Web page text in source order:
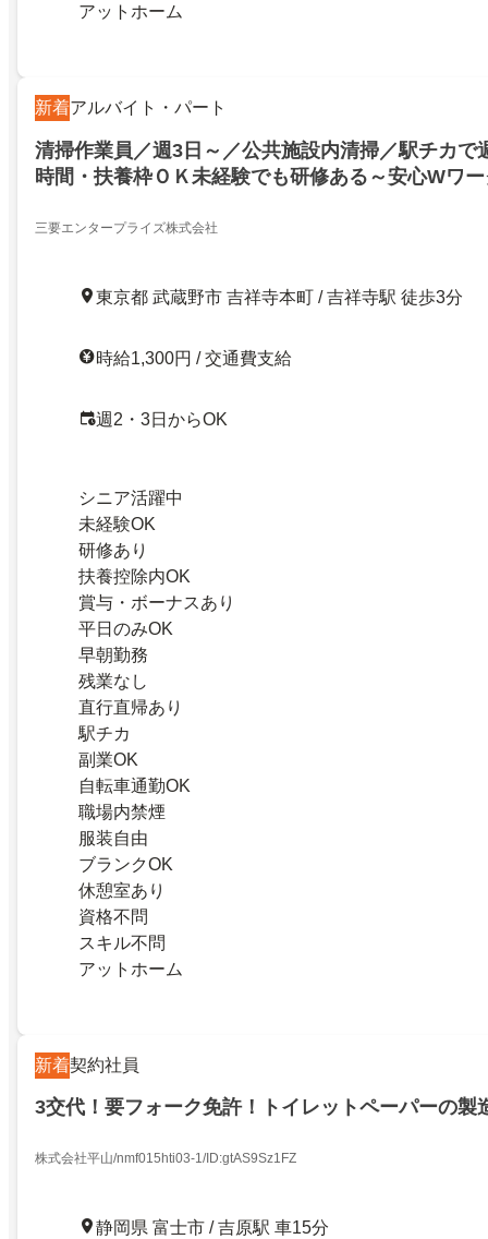
アットホーム
新着アルバイト・パート
清掃作業員／週3日～／公共施設内清掃／駅チカで
時間・扶養枠ＯＫ未経験でも研修ある～安心Wワ
三要エンタープライズ株式会社
東京都 武蔵野市 吉祥寺本町 / 吉祥寺駅 徒歩3分
時給1,300円 / 交通費支給
週2・3日からOK
シニア活躍中
未経験OK
研修あり
扶養控除内OK
賞与・ボーナスあり
平日のみOK
早朝勤務
残業なし
直行直帰あり
駅チカ
副業OK
自転車通勤OK
職場内禁煙
服装自由
ブランクOK
休憩室あり
資格不問
スキル不問
アットホーム
新着契約社員
3交代！要フォーク免許！トイレットペーパーの製
株式会社平山/nmf015hti03-1/ID:gtAS9Sz1FZ
静岡県 富士市 / 吉原駅 車15分